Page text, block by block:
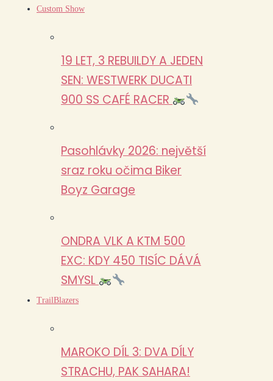
Custom Show
19 LET, 3 REBUILDY A JEDEN
SEN: WESTWERK DUCATI
900 SS CAFÉ RACER
Pasohlávky 2026: největší
sraz roku očima Biker
Boyz Garage
ONDRA VLK A KTM 500
EXC: KDY 450 TISÍC DÁVÁ
SMYSL
TrailBlazers
MAROKO DÍL 3: DVA DÍLY
STRACHU, PAK SAHARA!